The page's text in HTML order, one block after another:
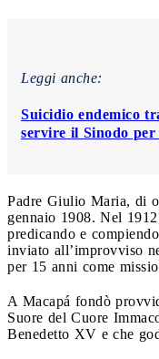
Leggi anche:
Suicidio endemico
servire il Sinodo per
Padre Giulio Maria, di
gennaio 1908. Nel
predicando e
inviato all’improvviso
per 15 anni come
A Macapá fondò
Suore del Cuore
Benedetto XV e che